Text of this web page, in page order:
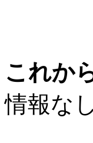
これか
情報なし